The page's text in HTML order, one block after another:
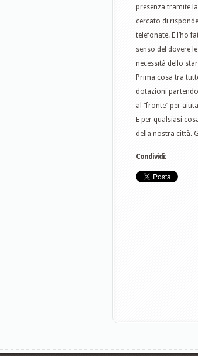
presenza tramite
cercato di
telefonate. E l’ho
senso del dovere
necessità dello
Prima cosa tra
dotazioni
al “fronte” per
E per qualsiasi
della nostra città.
Condividi: